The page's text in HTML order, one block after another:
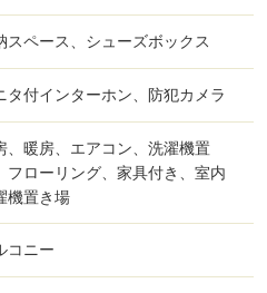
スペース、シューズボックス
タ付インターホン、防犯カメラ
、暖房、エアコン、洗濯機置
フローリング、家具付き、室内
機置き場
コニー